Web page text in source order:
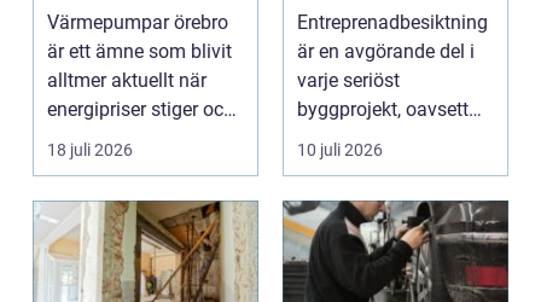
hus och
fastigheter
Värmepumpar örebro
är ett ämne som blivit
alltmer aktuellt när
energipriser stiger och
fler vill sän...
18 juli 2026
byggprojekt
Entreprenadbesiktning
är en avgörande del i
varje seriöst
byggprojekt, oavsett
om det handlar om en
10 juli 2026